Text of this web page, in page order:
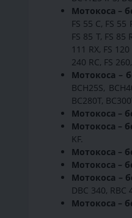
Мотокоса –
FS 55 C, FS 55
FS 85 T, FS 85
111 RX, FS
240 RC, FS
Мотокоса –
BCH25S,
BC280T,
Мотокоса –
Мотокоса –
KF.
Мотокоса –
Мотокоса –
Мотокоса –
DBC 340, RBC
Мотокоса –